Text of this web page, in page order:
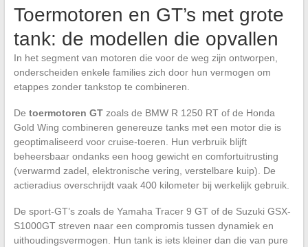
Toermotoren en GT’s met grote
tank: de modellen die opvallen
In het segment van motoren die voor de weg zijn ontworpen,
onderscheiden enkele families zich door hun vermogen om
etappes zonder tankstop te combineren.
De toermotoren GTzoals de BMW R 1250 RT of de Honda
Gold Wing combineren genereuze tanks met een motor die is
geoptimaliseerd voor cruise-toeren. Hun verbruik blijft
beheersbaar ondanks een hoog gewicht en comfortuitrusting
(verwarmd zadel, elektronische vering, verstelbare kuip). De
actieradius overschrijdt vaak 400 kilometer bij werkelijk gebruik.
De sport-GT’s zoals de Yamaha Tracer 9 GT of de Suzuki GSX-
S1000GT streven naar een compromis tussen dynamiek en
uithoudingsvermogen. Hun tank is iets kleiner dan die van pure